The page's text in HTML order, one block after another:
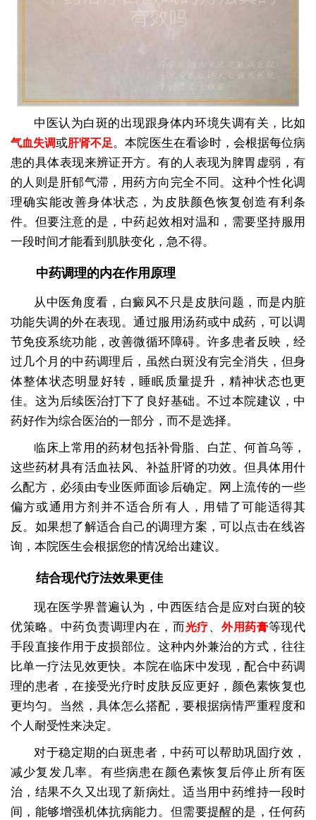
中医认为白斑的出现跟身体内环境失调有关，比如
气血失调或肝肾不足。本院医生在看诊时，会根据每位病
患的具体表现来辨证开方。有的人表现为脾胃虚弱，有
的人则是肝郁气滞，用药方向完全不同。这种个性化调
理确实能改善身体状态，为皮肤颜色恢复创造有利条
件。但要注意的是，中药起效相对温和，需要坚持服用
一段时间才能看到肌肤变化，急不得。
中药调理的内在作用原理
从中医角度看，白癜风不只是皮肤问题，而是内脏
功能失调的外在表现。通过服用汤药或中成药，可以调
节免疫系统功能，改善微循环障碍。许多患者反映，经
过几个月的中药调理后，虽然白斑没有完全消失，但身
体整体状态明显好转，睡眠质量提升，精神状态也更
佳。这为后续医治打下了良好基础。不过本院建议，中
药好作为综合医治的一部分，而不是选择。
临床上常用的药材包括补骨脂、白芷、何首乌等，
这些药材具有活血祛风、补益肝肾的功效。但具体用什
么配方，必须由专业医师面诊后确定。网上流传的一些
偏方或通用方剂并不适合所有人，用错了可能适得其
反。如果想了解适合自己的调理方案，可以点击在线咨
询，本院医生会根据您的情况给出建议。
结合现代疗法效果更佳
现在医学界普遍认为，中西医结合是应对白斑的较
优策略。中药负责调理内在，而光疗、 外用药膏等现代
手段直接作用于皮损部位。这种内外兼治的方式，往往
比单一疗法见效更快。本院在临床中发现，配合中药调
理的患者，在接受光疗时皮肤反应更好，颜色素恢复也
更均匀。当然，具体怎么搭配，要根据病情严重程度和
个人耐受性来决定。
对于稳定期的白斑患者，中药可以帮助巩固疗效，
减少复发几率。有些病患在颜色素恢复后停止所有医
治，结果不久又出现了新病灶。适当用中药维持一段时
间，能够增强机体抗病能力。但需要提醒的是，任何药